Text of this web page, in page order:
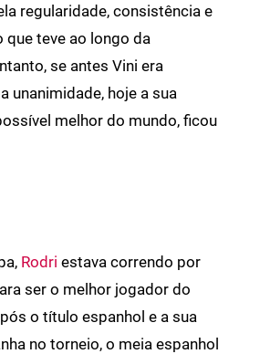
regularidade, consistência e
que teve ao longo da
se antes Vini era
unanimidade, hoje a sua
melhor do mundo, ficou
Rodri estava correndo por
ser o melhor jogador do
o título espanhol e a sua
no torneio, o meia espanhol